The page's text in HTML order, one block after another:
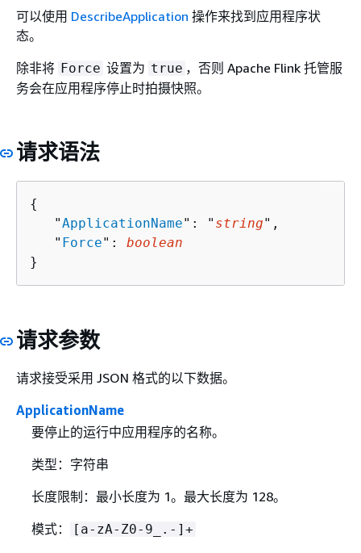
可以使用 DescribeApplication 操作来找到应用程序状
态。
除非将 Force 设置为 true ，否则 Apache Flink 托管服
务会在应用程序停止时拍摄快照。
请求语法
{
   "
ApplicationName": " string",
   "
Force": boolean
}
请求参数
请求接受采用 JSON 格式的以下数据。
ApplicationName
要停止的运行中应用程序的名称。
类型：字符串
长度限制：最小长度为 1。最大长度为 128。
模式：
[a-zA-Z0-9_.-]+